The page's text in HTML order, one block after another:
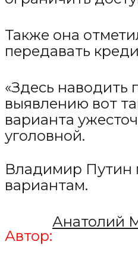
Также она
передавать
«Здесь наводить
выявлению вот
варианта
уголовной.
Владимир Путин
вариантам.
Автор:
Анатолий